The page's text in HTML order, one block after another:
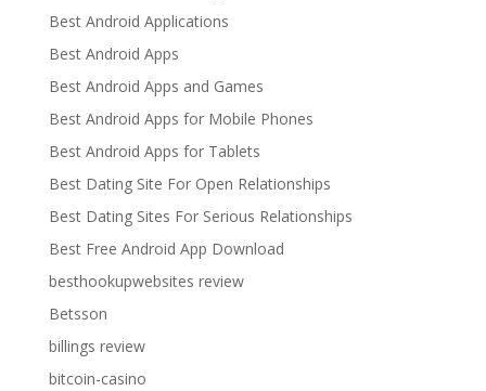
Best Android Applications
Best Android Apps
Best Android Apps and Games
Best Android Apps for Mobile Phones
Best Android Apps for Tablets
Best Dating Site For Open Relationships
Best Dating Sites For Serious Relationships
Best Free Android App Download
besthookupwebsites review
Betsson
billings review
bitcoin-casino